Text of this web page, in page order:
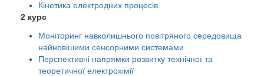
Кінетика електродних процесів.
2 курс
Моніторинг навколишнього повітряного середовища
найновішими сенсорними системами
Перспективні напрямки розвитку технічної та
теоретичної електрохімії